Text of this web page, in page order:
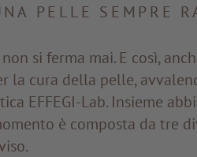
PELLE SEMPRE
si ferma mai. E così,
la cura della pelle,
EFFEGI-Lab. Insieme
è composta da tre